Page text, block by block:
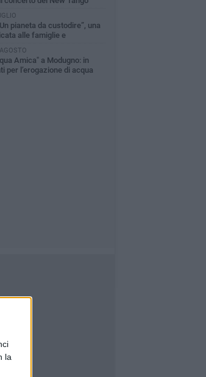
la
pianeta da custodire”, una
alle famiglie e
Amica" a Modugno: in
per l’erogazione di acqua